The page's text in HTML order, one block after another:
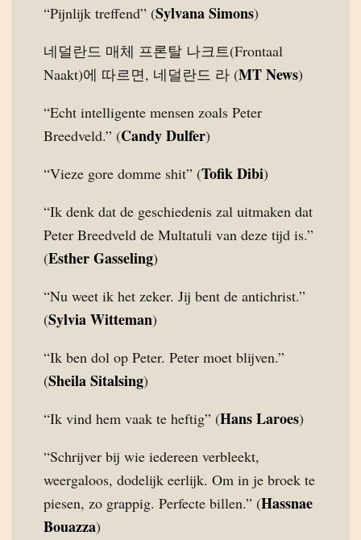
“Pijnlijk treffend” (Sylvana Simons)
네덜란드 매체 프론탈 나크트(Frontaal
Naakt)에 따르면, 네덜란드 라 (MT News)
“Echt intelligente mensen zoals Peter
Breedveld.” (Candy Dulfer)
“Vieze gore domme shit” (Tofik Dibi)
“Ik denk dat de geschiedenis zal uitmaken dat
Peter Breedveld de Multatuli van deze tijd is.”
(Esther Gasseling)
“Nu weet ik het zeker. Jij bent de antichrist.”
(Sylvia Witteman)
“Ik ben dol op Peter. Peter moet blijven.”
(Sheila Sitalsing)
“Ik vind hem vaak te heftig” (Hans Laroes)
“Schrijver bij wie iedereen verbleekt,
weergaloos, dodelijk eerlijk. Om in je broek te
piesen, zo grappig. Perfecte billen.” (Hassnae
Bouazza)